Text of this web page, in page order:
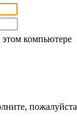
компьютере